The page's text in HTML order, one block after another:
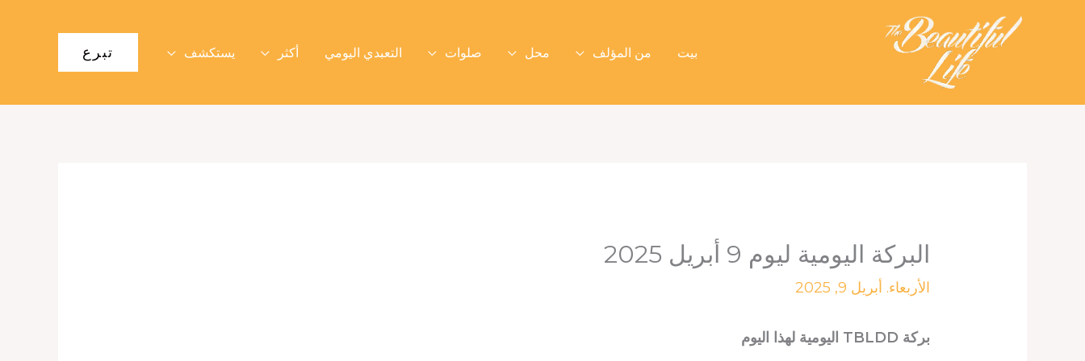
بيت من المؤلف محل صلوات التعبدي اليومي أكثر يستكشف تبرع
البركة اليومية ليوم 9 أبريل 2025
الأربعاء. أبريل 9, 2025
بركة TBLDD اليومية لهذا اليوم